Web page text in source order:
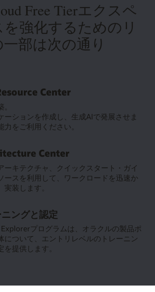
Free Tierエクスペ
を強化するためのリ
部は次の通り
Center
ーションを作成し、生成AIで発展させま
をご利用ください。
Center
ーキテクチャ、クイックスタート・ガイ
ースを利用して、ワークロードを迅速か
装します。
ングと認定
プログラムは、オラクルの製品ポ
について、エントリレベルのトレーニン
提供します。